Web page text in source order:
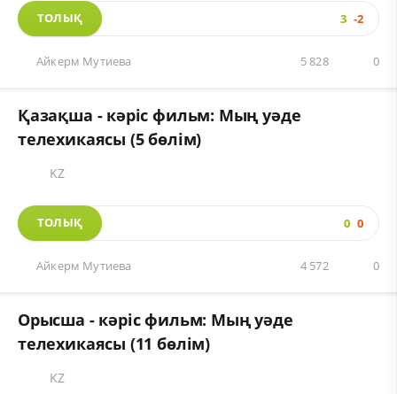
ТОЛЫҚ 3 -2
Айкерм Мутиева 0
5 828
Қазақша - кәріс фильм: Мың уәде
телехикаясы (5 бөлім)
KZ
ТОЛЫҚ 0 0
Айкерм Мутиева 0
4 572
Орысша - кәріс фильм: Мың уәде
телехикаясы (11 бөлім)
KZ